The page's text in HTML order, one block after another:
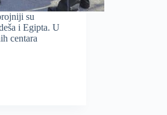
su
i Egipta. U
centara